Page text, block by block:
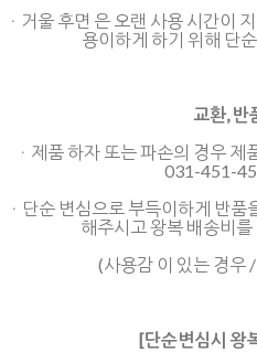
ㆍ거울 후면 은 오랜 사용 시간이
용이하게 하기 위해 단
교환, 반
ㆍ제품 하자 또는 파손의 경우
031-451-
ㆍ단순 변심으로 부득이하게 반
해주시고 왕복 배송비
(사용감 이 있는 경우
[단순변심시 왕